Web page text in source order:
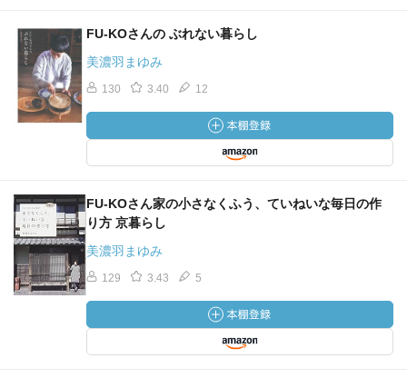
と、思うし。
よくわからんのだが、世の中にはめちゃくちゃずっと嫌な
やつしか周りに集まらないやつから、悪い人がこの世にい
るなんて信じられない。ってくらい善人に囲まれた善良な
人もいるんだわ。
そんなふうにいろんな人に、いろんな話聞くと、フィクシ
ョンで壮大な物語を読むより、めちゃくちゃおもしれーじ
ゃん。っていうのもあるのよ。
だから、本、案外おもしれーって思ったら、全く知らん人
と話すとか、知ってる人にも、驚くべき体験してるとか、
FU-KOさんの ぶれない暮らし
美濃羽まゆみ
130 3.40 12
FU-KOさん家の小さなくふう、ていねいな毎日の作
り方 京暮らし
美濃羽まゆみ
129 3.43 5